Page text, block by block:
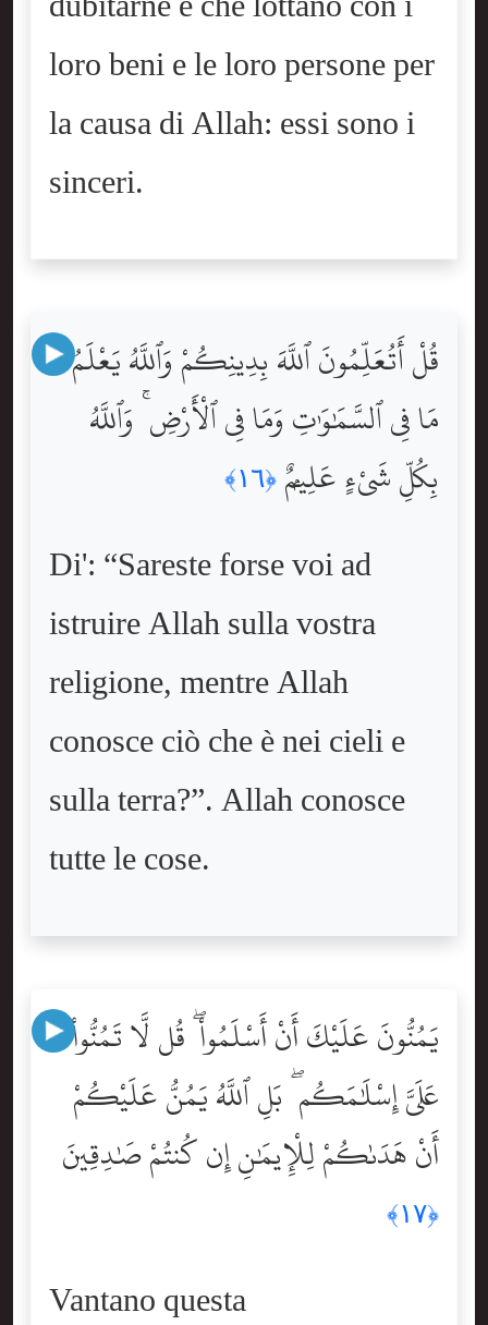
loro beni e le loro persone per
la causa di Allah: essi sono i
sinceri.
قُلْ أَتُعَلِّمُونَ ٱللَّهَ بِدِينِكُمْ وَٱللَّهُ يَعْلَمُ
مَا فِى ٱلسَّمَٰوَٰتِ وَمَا فِى ٱلْأَرْضِ ۚ وَٱللَّهُ
بِكُلِّ شَىْءٍ عَلِيمٌۭ ﴿١٦﴾
Di': “Sareste forse voi ad
istruire Allah sulla vostra
religione, mentre Allah
conosce ciò che è nei cieli e
sulla terra?”. Allah conosce
tutte le cose.
يَمُنُّونَ عَلَيْكَ أَنْ أَسْلَمُواْ ۖ قُل لَّا تَمُنُّواْ
عَلَىَّ إِسْلَٰمَكُم ۖ بَلِ ٱللَّهُ يَمُنُّ عَلَيْكُمْ
أَنْ هَدَىٰكُمْ لِلْإِيمَٰنِ إِن كُنتُمْ صَٰدِقِينَ
﴿١٧﴾
Vantano questa